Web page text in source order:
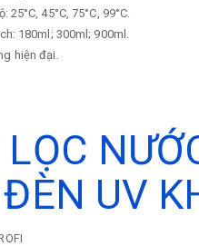
25°C, 45°C, 75°C, 99°C.
180ml; 300ml; 900ml.
hiện đại.
LỌC
UV